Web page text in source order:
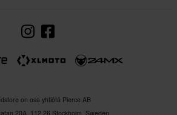
on osa yhtiötä Pierce AB
20A, 112 26 Stockholm, Sweden